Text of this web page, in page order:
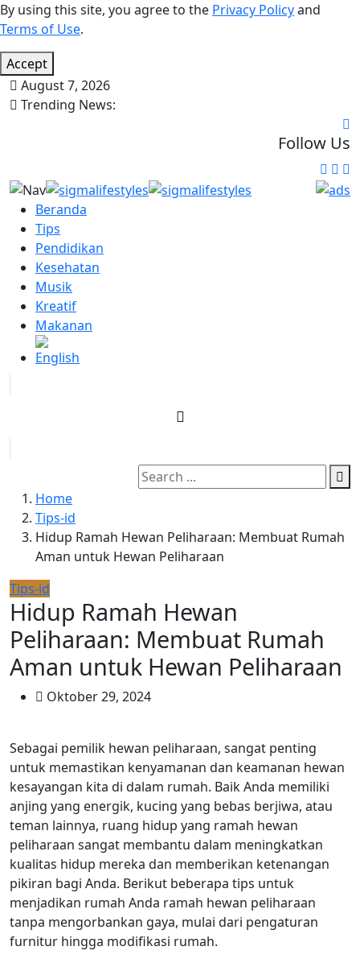
By using this site, you agree to the Privacy Policyand
Terms of Use.
Accept
August 7, 2026
Trending News:
Follow Us
Beranda
Tips
Pendidikan
Kesehatan
Musik
Kreatif
Makanan
Home
Tips-id
Hidup Ramah Hewan Peliharaan: Membuat Rumah
Aman untuk Hewan Peliharaan
Tips-id
Hidup Ramah Hewan
Peliharaan: Membuat Rumah
Aman untuk Hewan Peliharaan
Oktober 29, 2024
Sebagai pemilik hewan peliharaan, sangat penting
untuk memastikan kenyamanan dan keamanan hewan
kesayangan kita di dalam rumah. Baik Anda memiliki
anjing yang energik, kucing yang bebas berjiwa, atau
teman lainnya, ruang hidup yang ramah hewan
peliharaan sangat membantu dalam meningkatkan
kualitas hidup mereka dan memberikan ketenangan
pikiran bagi Anda. Berikut beberapa tips untuk
menjadikan rumah Anda ramah hewan peliharaan
tanpa mengorbankan gaya, mulai dari pengaturan
furnitur hingga modifikasi rumah.